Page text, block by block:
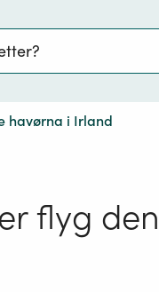
havørna i Irland
flyg